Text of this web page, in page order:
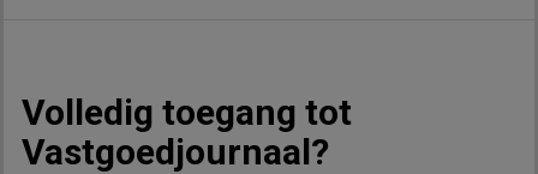
Volledig toegang tot
Vastgoedjournaal?